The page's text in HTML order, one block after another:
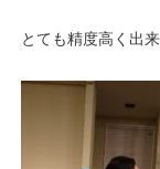
とても精度高く出来